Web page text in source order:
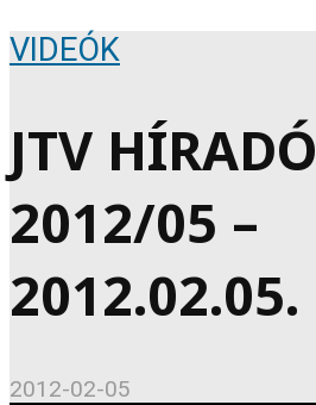
VIDEÓK
JTV HÍRADÓ
2012/05 –
2012.02.05.
2012-02-05